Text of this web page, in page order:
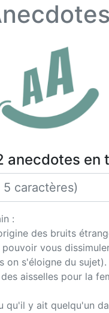
anecdotes en
:
des bruits
vous
on s'éloigne du sujet).
aisselles pour la
y ait quelqu'un